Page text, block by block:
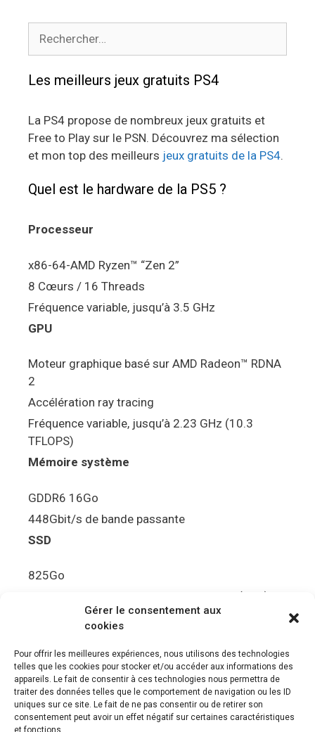
Gérer le consentement aux
cookies
Pour offrir les meilleures expériences, nous utilisons des technologies
telles que les cookies pour stocker et/ou accéder aux informations des
appareils. Le fait de consentir à ces technologies nous permettra de
traiter des données telles que le comportement de navigation ou les ID
uniques sur ce site. Le fait de ne pas consentir ou de retirer son
consentement peut avoir un effet négatif sur certaines caractéristiques
et fonctions.
Les meilleurs jeux gratuits PS4
La PS4 propose de nombreux jeux gratuits et
Free to Play sur le PSN. Découvrez ma sélection
et mon top des meilleurs jeux gratuits de la PS4.
Quel est le hardware de la PS5 ?
Processeur
x86-64-AMD Ryzen™ “Zen 2”
8 Cœurs / 16 Threads
Fréquence variable, jusqu’à 3.5 GHz
GPU
Moteur graphique basé sur AMD Radeon™ RDNA
2
Accélération ray tracing
Fréquence variable, jusqu’à 2.23 GHz (10.3
TFLOPS)
Mémoire système
GDDR6 16Go
448Gbit/s de bande passante
SSD
825Go
5.5Gbit/s de bande passante en lecture (Brut)
Disque de jeu PS5
Ultra HD Blu-ray™, jusqu’à 100Go/disque
Sortie vidéo
Compatibilité avec les téléviseurs 4K 120Hz et
8K, VRR (spécification HDMI v. 2.1)